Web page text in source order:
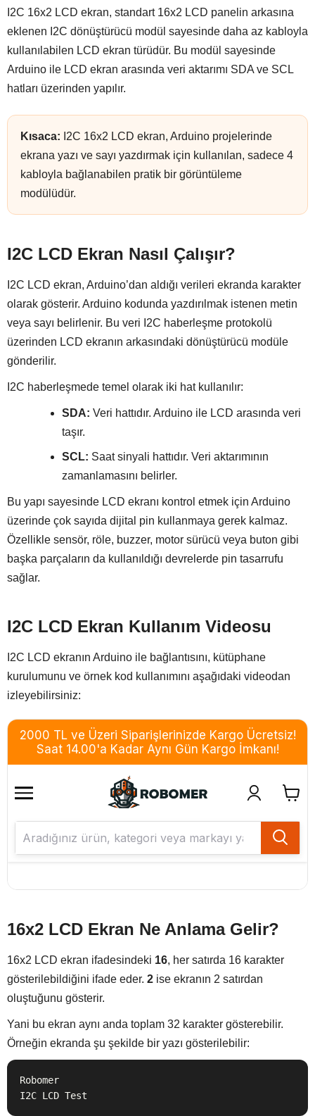
I2C 16x2 LCD ekran, standart 16x2 LCD panelin arkasına
eklenen I2C dönüştürücü modül sayesinde daha az kabloyla
kullanılabilen LCD ekran türüdür. Bu modül sayesinde
Arduino ile LCD ekran arasında veri aktarımı SDA ve SCL
hatları üzerinden yapılır.
Kısaca: I2C 16x2 LCD ekran, Arduino projelerinde
ekrana yazı ve sayı yazdırmak için kullanılan, sadece 4
kabloyla bağlanabilen pratik bir görüntüleme
modülüdür.
I2C LCD Ekran Nasıl Çalışır?
I2C LCD ekran, Arduino’dan aldığı verileri ekranda karakter
olarak gösterir. Arduino kodunda yazdırılmak istenen metin
veya sayı belirlenir. Bu veri I2C haberleşme protokolü
üzerinden LCD ekranın arkasındaki dönüştürücü modüle
gönderilir.
I2C haberleşmede temel olarak iki hat kullanılır:
SDA: Veri hattıdır. Arduino ile LCD arasında veri
taşır.
SCL: Saat sinyali hattıdır. Veri aktarımının
zamanlamasını belirler.
Bu yapı sayesinde LCD ekranı kontrol etmek için Arduino
üzerinde çok sayıda dijital pin kullanmaya gerek kalmaz.
Özellikle sensör, röle, buzzer, motor sürücü veya buton gibi
başka parçaların da kullanıldığı devrelerde pin tasarrufu
sağlar.
I2C LCD Ekran Kullanım Videosu
I2C LCD ekranın Arduino ile bağlantısını, kütüphane
kurulumunu ve örnek kod kullanımını aşağıdaki videodan
izleyebilirsiniz:
16x2 LCD Ekran Ne Anlama Gelir?
16x2 LCD ekran ifadesindeki 16, her satırda 16 karakter
gösterilebildiğini ifade eder. 2 ise ekranın 2 satırdan
oluştuğunu gösterir.
Yani bu ekran aynı anda toplam 32 karakter gösterebilir.
Örneğin ekranda şu şekilde bir yazı gösterilebilir:
Robomer
I2C LCD Test